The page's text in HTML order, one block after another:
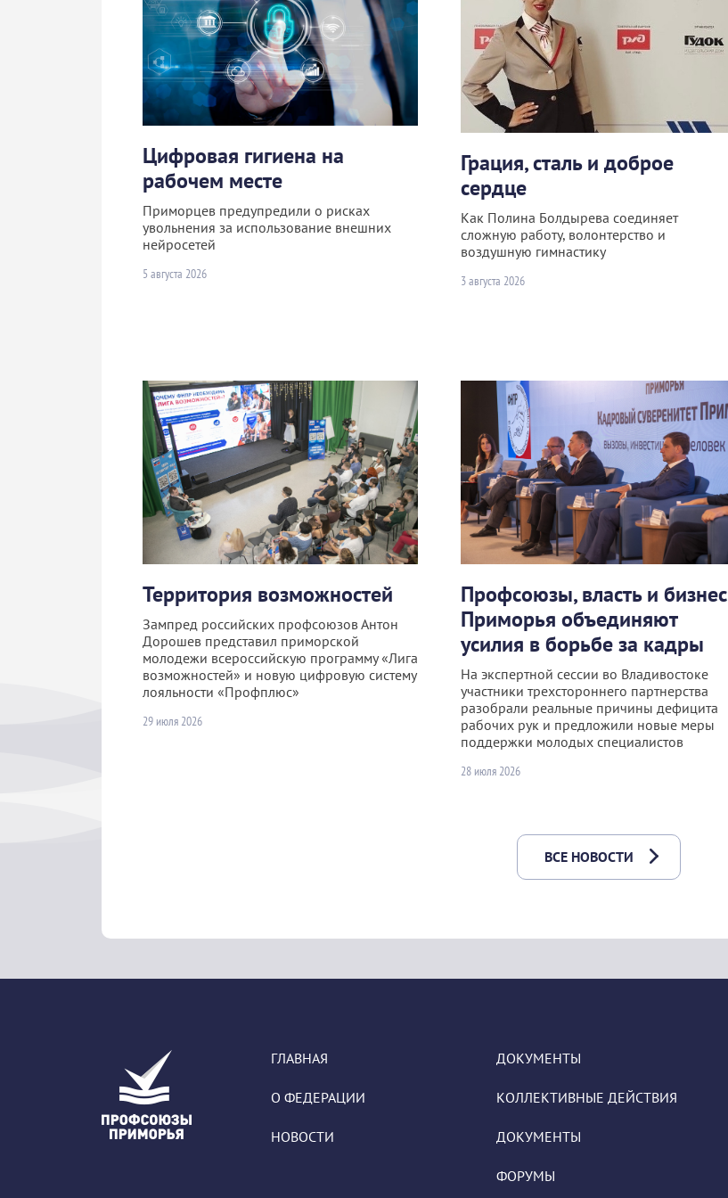
Цифровая гигиена на
рабочем месте
Приморцев предупредили о рисках
увольнения за использование внешних
нейросетей
5 августа 2026
Грация, сталь и доброе
сердце
Как Полина Болдырева соединяет
сложную работу, волонтерство и
воздушную гимнастику
3 августа 2026
Территория возможностей
Зампред российских профсоюзов Антон
Дорошев представил приморской
молодежи всероссийскую программу «Лига
возможностей» и новую цифровую систему
лояльности «Профплюс»
29 июля 2026
Профсоюзы, власть и бизнес
Приморья объединяют
усилия в борьбе за кадры
На экспертной сессии во Владивостоке
участники трехстороннего партнерства
разобрали реальные причины дефицита
рабочих рук и предложили новые меры
поддержки молодых специалистов
28 июля 2026
ВСЕ НОВОСТИ
ГЛАВНАЯ
О ФЕДЕРАЦИИ
НОВОСТИ
ДОКУМЕНТЫ
КОЛЛЕКТИВНЫЕ ДЕЙСТВИЯ
ДОКУМЕНТЫ
ФОРУМЫ